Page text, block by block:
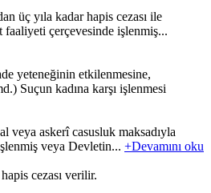
üç yıla kadar hapis cezası ile
faaliyeti çerçevesinde işlenmiş...
yeteneğinin etkilenmesine,
Suçun kadına karşı işlenmesi
veya askerî casusluk maksadıyla
veya Devletin... +Devamını oku
cezası verilir.